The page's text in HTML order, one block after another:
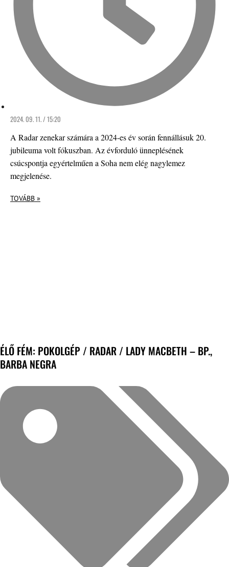
2024. 09. 11. / 15:20
A Radar zenekar számára a 2024-es év során fennállásuk 20.
jubileuma volt fókuszban. Az évforduló ünneplésének
csúcspontja egyértelműen a Soha nem elég nagylemez
megjelenése.
TOVÁBB »
ÉLŐ FÉM: POKOLGÉP / RADAR / LADY MACBETH – BP.,
BARBA NEGRA